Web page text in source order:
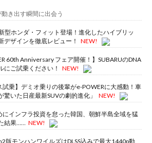
き出す瞬間に出会う
型ホンダ・フィット登場！進化したハイブリッ
デザインを徹底レビュー！
NEW!
60th Anniversary フェア開催！】SUBARUのDNA
にご試乗ください！
NEW!
試乗】デミオ乗りの後輩がe-POWERに大感動！車
驚いた日産最新SUVの劇的進化」
NEW!
にインフラ投資を怠った韓国、朝鮮半島全域を猛
結果…… NEW!
版モンハンワイルズはDLSS込みで最大1440p動